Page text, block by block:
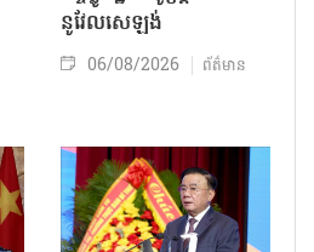
នូវែលសេឡង់
06/08/2026 ព័ត៌មាន